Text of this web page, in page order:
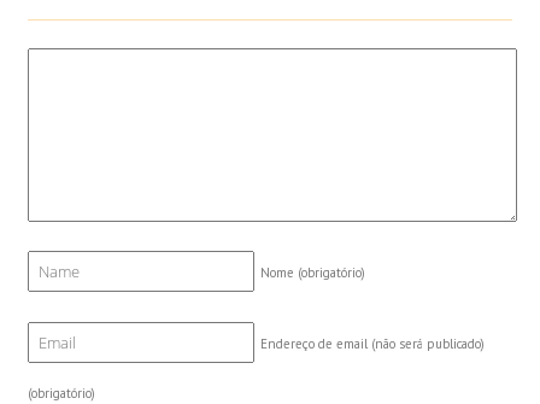
Nome (obrigatório)
Endereço de email (não será publicado)
(obrigatório)